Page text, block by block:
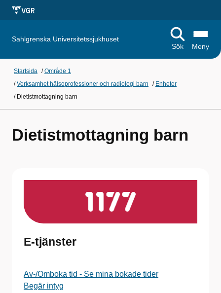
Sahlgrenska Universitetssjukhuset
Sök
Meny
Startsida /Område 1
/Verksamhet hälsoprofessioner och radiologi barn / Enheter
/ Dietistmottagning barn
Dietistmottagning barn
E-tjänster
Av-/Omboka tid - Se mina bokade tider
Begär intyg